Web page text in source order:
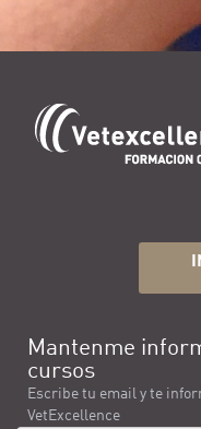
Mantenme
cursos
Escribe tu email y te
VetExcellence